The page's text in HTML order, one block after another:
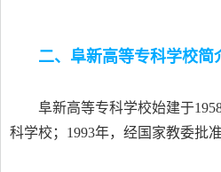
二、阜新高等专科学校简
阜新高等专科学校始建于
科学校；1993年，经国家教委批